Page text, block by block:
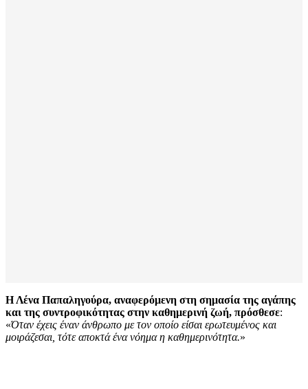
Η Λένα Παπαληγούρα, αναφερόμενη στη σημασία της αγάπης
και της συντροφικότητας στην καθημερινή ζωή, πρόσθεσε:
«Όταν έχεις έναν άνθρωπο με τον οποίο είσαι ερωτευμένος και
μοιράζεσαι, τότε αποκτά ένα νόημα η καθημερινότητα.»